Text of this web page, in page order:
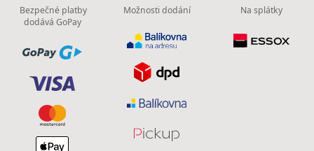
Bezpečné platby
dodává GoPay
Možnosti dodání Na splátky